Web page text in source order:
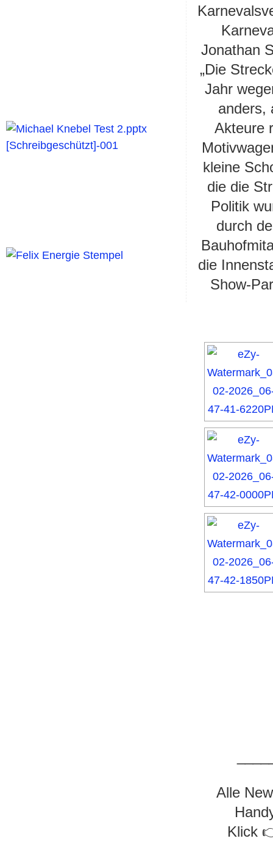
Jonathan
„Die
Jahr
anders,
Akteure
kleine
die die
Politik
durch
die
Show-
Alle
Klick